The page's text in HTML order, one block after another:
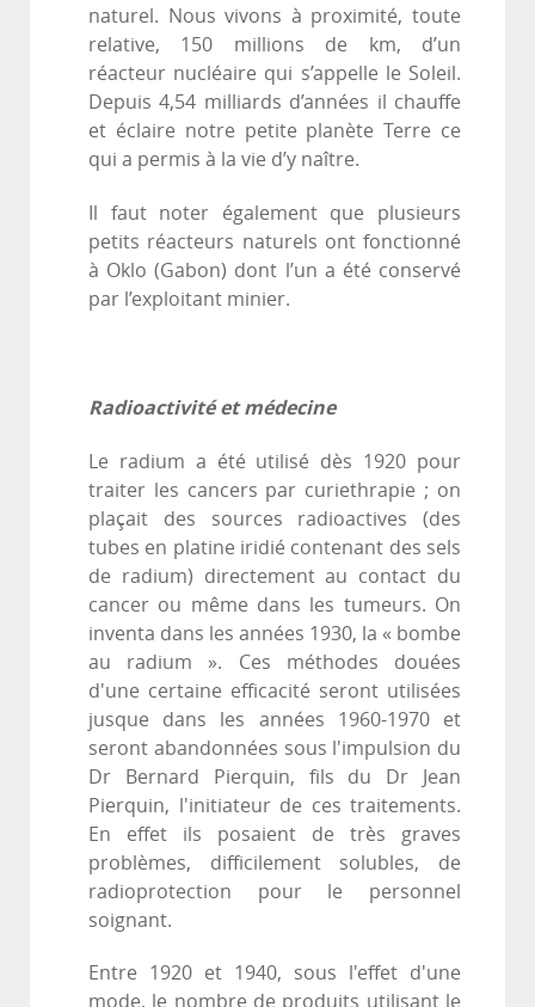
naturel. Nous vivons à proximité, toute
relative, 150 millions de km, d’un
réacteur nucléaire qui s’appelle le Soleil.
Depuis 4,54 milliards d’années il chauffe
et éclaire notre petite planète Terre ce
qui a permis à la vie d’y naître.
Il faut noter également que plusieurs
petits réacteurs naturels ont fonctionné
à Oklo (Gabon) dont l’un a été conservé
par l’exploitant minier.
Radioactivité et médecine
Le radium a été utilisé dès 1920 pour
traiter les cancers par curiethrapie ; on
plaçait des sources radioactives (des
tubes en platine iridié contenant des sels
de radium) directement au contact du
cancer ou même dans les tumeurs. On
inventa dans les années 1930, la « bombe
au radium ». Ces méthodes douées
d'une certaine efficacité seront utilisées
jusque dans les années 1960-1970 et
seront abandonnées sous l'impulsion du
Dr Bernard Pierquin, fils du Dr Jean
Pierquin, l'initiateur de ces traitements.
En effet ils posaient de très graves
problèmes, difficilement solubles, de
radioprotection pour le personnel
soignant.
Entre 1920 et 1940, sous l'effet d'une
mode, le nombre de produits utilisant le